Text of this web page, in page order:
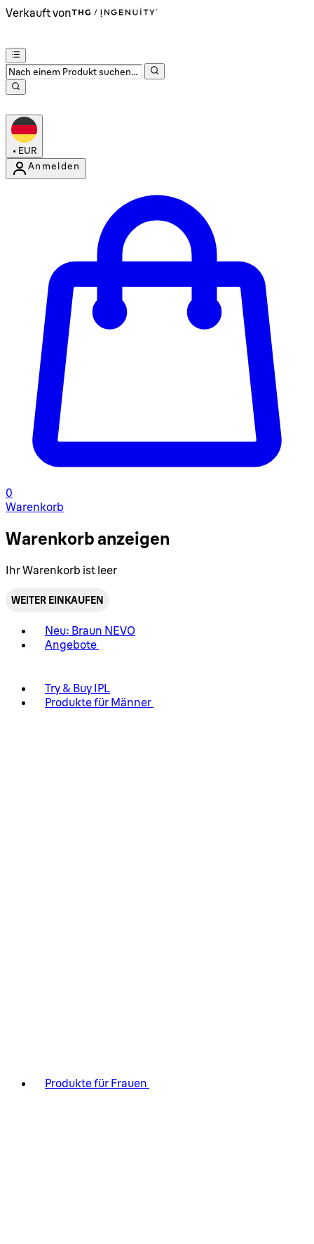
Verkauft von
• EUR
Anmelden
0
Warenkorb
Warenkorb anzeigen
Ihr Warenkorb ist leer
WEITER EINKAUFEN
Neu: Braun NEVO
Angebote
Try & Buy IPL
Produkte für Männer
Produkte für Frauen